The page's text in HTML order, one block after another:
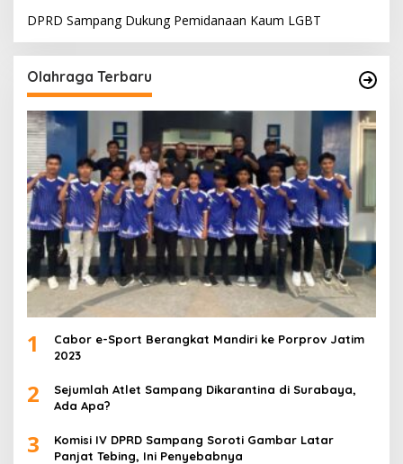
DPRD Sampang Dukung Pemidanaan Kaum LGBT
Olahraga Terbaru
1
Cabor e-Sport Berangkat Mandiri ke Porprov Jatim
2023
2
Sejumlah Atlet Sampang Dikarantina di Surabaya,
Ada Apa?
3
Komisi IV DPRD Sampang Soroti Gambar Latar
Panjat Tebing, Ini Penyebabnya